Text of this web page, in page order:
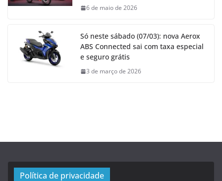
6 de maio de 2026
Só neste sábado (07/03): nova Aerox
ABS Connected sai com taxa especial
e seguro grátis
3 de março de 2026
Política de privacidade